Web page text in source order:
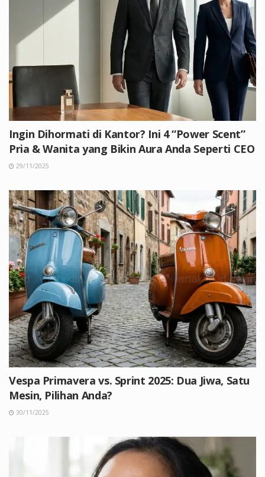
Ingin Dihormati di Kantor? Ini 4 “Power Scent”
Pria & Wanita yang Bikin Aura Anda Seperti CEO
29/11/2025
Vespa Primavera vs. Sprint 2025: Dua Jiwa, Satu
Mesin, Pilihan Anda?
30/11/2025